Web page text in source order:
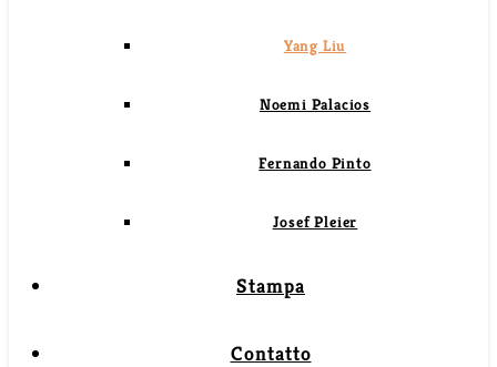
Yang Liu
Noemi Palacios
Fernando Pinto
Josef Pleier
Stampa
Contatto